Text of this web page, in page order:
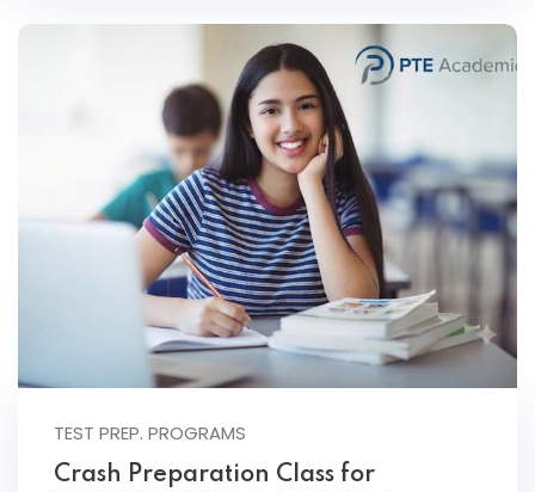
TEST PREP. PROGRAMS
Crash Preparation Class for